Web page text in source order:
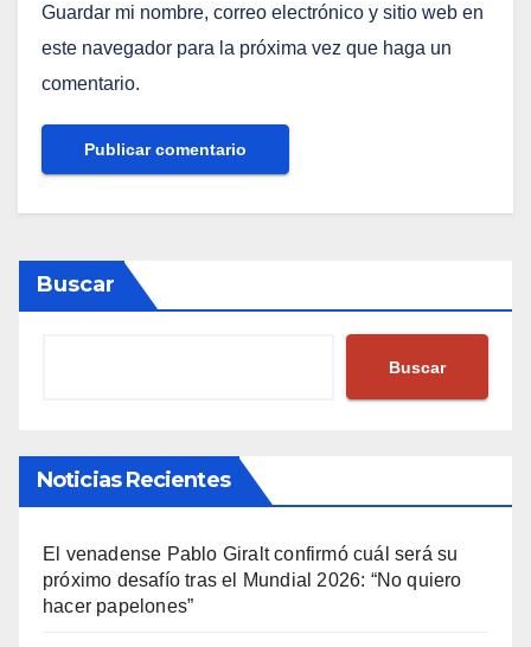
Guardar mi nombre, correo electrónico y sitio web en
este navegador para la próxima vez que haga un
comentario.
Buscar
Buscar
Noticias Recientes
El venadense Pablo Giralt confirmó cuál será su
próximo desafío tras el Mundial 2026: “No quiero
hacer papelones”